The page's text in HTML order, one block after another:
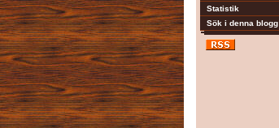
Statistik
Sök i denna blogg